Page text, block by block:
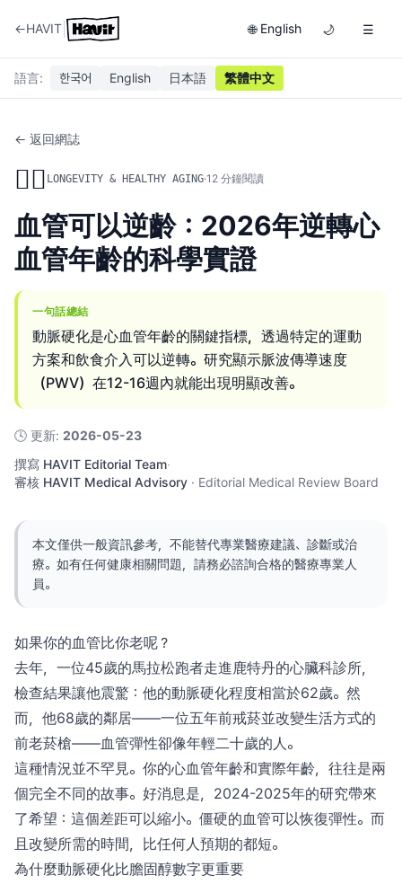
←HAVIT 🌐 English 🌙 ☰
語言: 한국어 English 日本語 繁體中文
← 返回網誌
🏃‍♂️ LONGEVITY & HEALTHY AGING·12 分鐘閱讀
血管可以逆齡：2026年逆轉心
血管年齡的科學實證
一句話總結
動脈硬化是心血管年齡的關鍵指標，透過特定的運動
方案和飲食介入可以逆轉。研究顯示脈波傳導速度
（PWV）在12-16週內就能出現明顯改善。
🕓 更新: 2026-05-23
撰寫 HAVIT Editorial Team·
審核 HAVIT Medical Advisory · Editorial Medical Review Board
本文僅供一般資訊參考，不能替代專業醫療建議、診斷或治
療。如有任何健康相關問題，請務必諮詢合格的醫療專業人
員。
如果你的血管比你老呢？
去年，一位45歲的馬拉松跑者走進鹿特丹的心臟科診所，
檢查結果讓他震驚：他的動脈硬化程度相當於62歲。然
而，他68歲的鄰居——一位五年前戒菸並改變生活方式的
前老菸槍——血管彈性卻像年輕二十歲的人。
這種情況並不罕見。你的心血管年齡和實際年齡，往往是兩
個完全不同的故事。好消息是，2024-2025年的研究帶來
了希望：這個差距可以縮小。僵硬的血管可以恢復彈性。而
且改變所需的時間，比任何人預期的都短。
為什麼動脈硬化比膽固醇數字更重要